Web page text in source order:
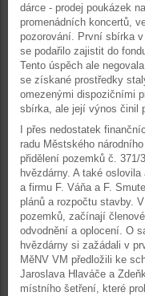
dárce - prodej poukázek
promenádních koncertů,
pozorování. První sbírka
se podařilo zajistit do
Tento úspěch ale
se získané prostředky
omezenými dispozičními
sbírka, ale její výnos činil
I přes nedostatek
radu Městského
přidělení pozemků č.
hvězdárny. A také
a firmu F. Váňa a F.
plánů a rozpočtu stavby.
pozemků, začínají
odvodnění a oplocení. O
hvězdárny si zažádali v
MěNV VM předložili ke
Jaroslava Hlaváče a
místního šetření, které